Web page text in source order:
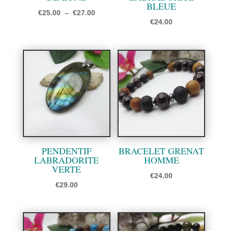
€25.00 – €27.00Plage
€25.00
à
€27.00
BLEUE
€24.00
PENDENTIF
LABRADORITE
VERTE
€29.00
BRACELET GRENAT
HOMME
€24.00